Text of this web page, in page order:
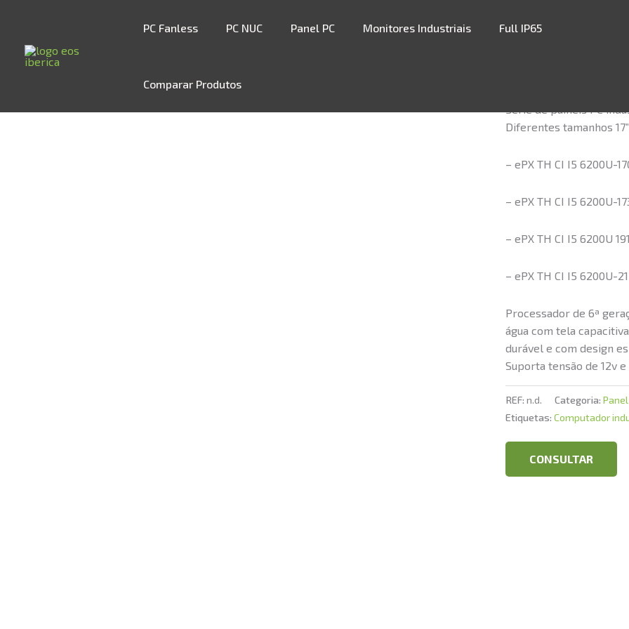
content
PC Fanless PC NUC Panel PC Monitores Industriais Full IP65
Comparar Produtos
Início»
Série de painéis PC
Diferentes tamanhos 17”
– ePX TH CI I5 6200U-
– ePX TH CI I5 6200U-
– ePX TH CI I5 6200U
– ePX TH CI I5 6200U-
Processador de 6ª
água com tela
durável e com design
Suporta tensão de 12v e
REF: n.d. Categoria: Panel
Etiquetas: Computador
CONSULTAR